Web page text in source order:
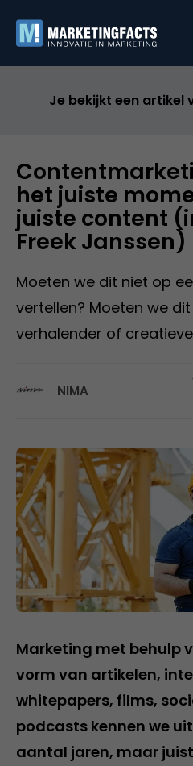
Je bekijkt een artikel
het juiste
juiste content
Freek Janssen)
Moeten we dit niet op
vertellen? Moeten we
verhalender of
NIMA
Marketing met behulp
vorm van artikelen,
whitepapers, films,
podcasts kennen we
aantal jaren, maar